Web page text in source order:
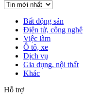
Bất động sản
Điện tử, công nghệ
Việc làm
Ô tô, xe
Dịch vụ
Gia dụng, nội thất
Khác
Hỗ trợ